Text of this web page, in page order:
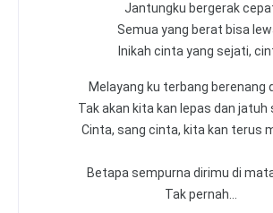
Jantungku bergerak
Semua yang berat bisa
Inikah cinta yang sejati,
Melayang ku terbang berenang
Tak akan kita kan lepas dan jatuh
Cinta, sang cinta, kita kan terus
Betapa sempurna dirimu di
Tak pernah…